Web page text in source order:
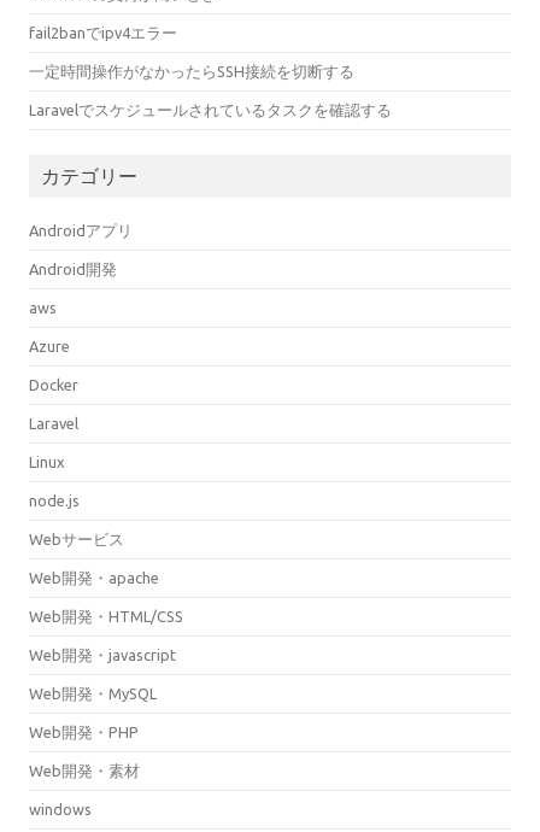
fail2banでipv4エラー
一定時間操作がなかったらSSH接続を切断する
Laravelでスケジュールされているタスクを確認する
カテゴリー
Androidアプリ
Android開発
aws
Azure
Docker
Laravel
Linux
node.js
Webサービス
Web開発・apache
Web開発・HTML/CSS
Web開発・javascript
Web開発・MySQL
Web開発・PHP
Web開発・素材
windows